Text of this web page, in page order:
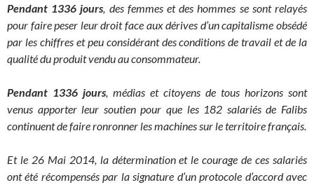
Pendant 1336 jours , des femmes et des hommes se sont relayés
pour faire peser leur droit face aux dérives d’un capitalisme obsédé
par les chiffres et peu considérant des conditions de travail et de la
qualité du produit vendu au consommateur.
Pendant 1336 jours , médias et citoyens de tous horizons sont
venus apporter leur soutien pour que les 182 salariés de Falibs
continuent de faire ronronner les machines sur le territoire français.
Et le 26 Mai 2014, la détermination et le courage de ces salariés
ont été récompensés par la signature d’un protocole d’accord avec